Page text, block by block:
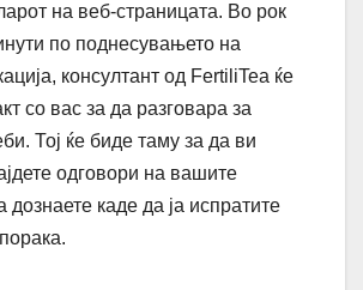
на веб-страницата. Во рок
по поднесувањето на
консултант од FertiliTea ќе
со вас за да разговара за
Тој ќе биде таму за да ви
одговори на вашите
каде да ја испратите